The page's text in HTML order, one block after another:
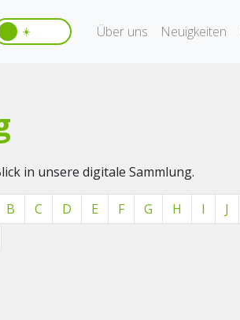
☀️ Über uns Neuigkeiten
in unsere digitale Sammlung.
B C D E F G H I J